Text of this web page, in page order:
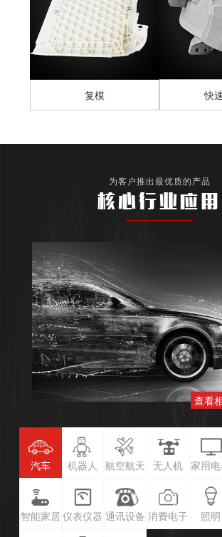
复模 快
为客户推出最优质的产品
核心行业应用
查看
汽车 机器人 航空航天 无人机 家用电
智能家居 仪表仪器 通讯设备 消费电子 照明